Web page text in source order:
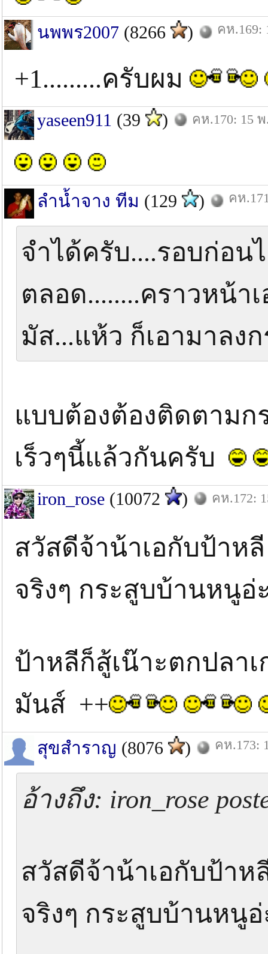
นพพร2007 (8266 ) คห.169:
+1.........ครับผม
yaseen911 (39 ) คห.170: 15
ลำน้ำจาง ทีม (129 ) คห
จำได้ครับ....รอบก่อ
ตลอด........คราวหน้า
มัส...แห้ว ก็เอามาลง
แบบต้องต้องติดตาม
เร็วๆนี้แล้วกันครับ
iron_rose (10072 ) คห.172:
สวัสดีจ้าน้าเอกับป้าห
จริงๆ กระสูบบ้านหนูอ่
ป้าหลีก็สู้เน๊าะตกปลาเ
มันส์ ++
สุขสำราญ (8076 ) คห.173:
อ้างถึง: iron_rose
สวัสดีจ้าน้าเอกับป้าห
จริงๆ กระสูบบ้านหนู